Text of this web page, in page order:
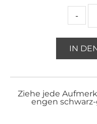
-
IN
Ziehe jede
engen